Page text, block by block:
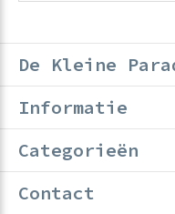
De Kleine
Informatie
Categorieën
Contact